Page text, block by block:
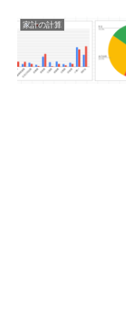
家計の計算